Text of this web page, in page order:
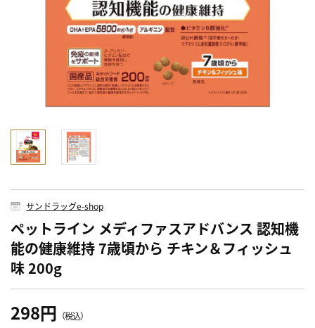
サンドラッグe-shop
ペットライン メディファスアドバンス 認知機
能の健康維持 7歳頃から チキン＆フィッシュ
味 200g
298円 （税込）